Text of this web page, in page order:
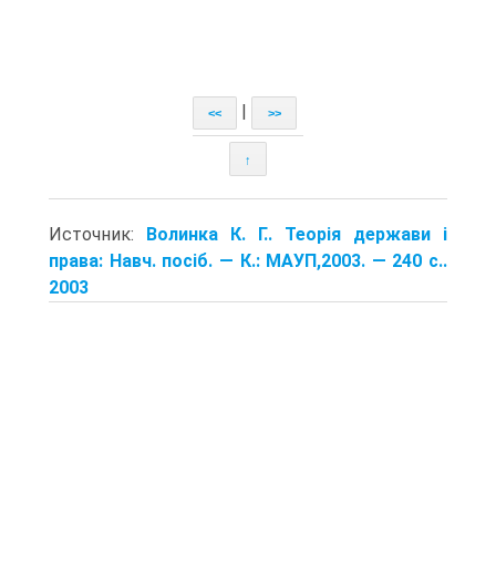
<< >>
↑
Источник: Волинка К. Г.. Теорія держави і
права: Навч. посіб. — К.: МАУП,2003. — 240 с..
2003